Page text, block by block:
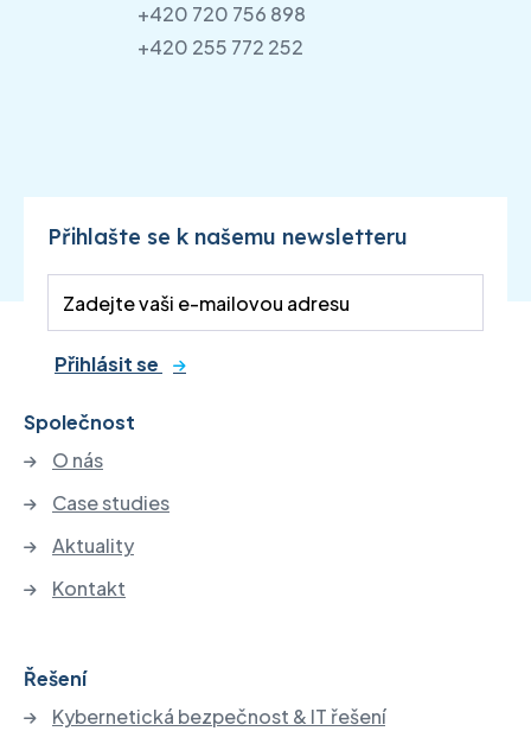
+420 720 756 898
+420 255 772 252
Přihlašte se k našemu newsletteru
Přihlásit se
Společnost
O nás
Case studies
Aktuality
Kontakt
Řešení
Kybernetická bezpečnost & IT řešení